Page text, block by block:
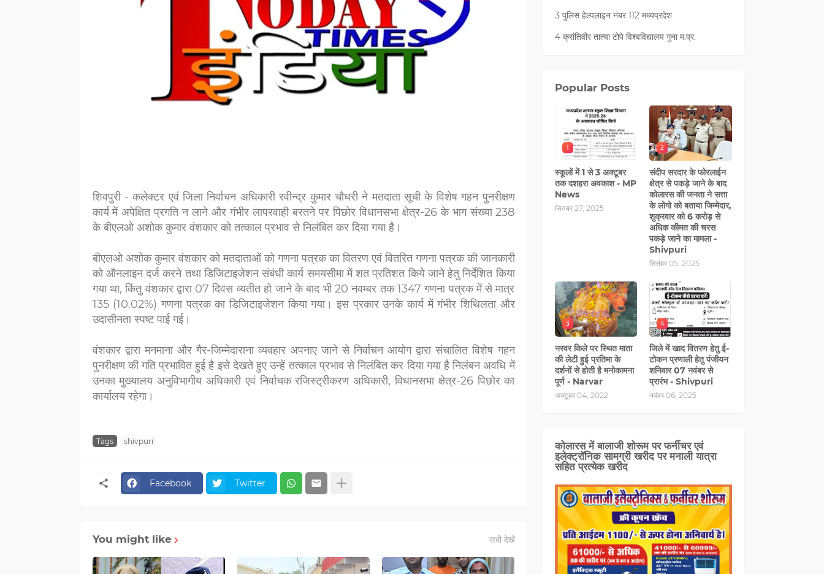
शिवपुरी - कलेक्‍टर एवं जिला निर्वाचन अधिकारी रवीन्‍द्र कुमार चौधरी ने मतदाता सूची के विशेष गहन पुनरीक्षण
कार्य में अपेक्षित प्रगति न लाने और गंभीर लापरवाही बरतने पर पिछोर विधानसभा क्षेत्र-26 के भाग संख्या 238
के बीएलओ अशोक कुमार वंशकार को तत्काल प्रभाव से निलंबित कर दिया गया है।
बीएलओ अशोक कुमार वंशकार को मतदाताओं को गणना पत्रक का वितरण एवं वितरित गणना पत्रक की जानकारी
को ऑनलाइन दर्ज करने तथा डिजिटाइजेशन संबंधी कार्य समयसीमा में शत प्रतिशत किये जाने हेतु निर्देशित किया
गया था, किंतु वंशकार द्वारा 07 दिवस व्यतीत हो जाने के बाद भी 20 नवम्‍बर तक 1347 गणना पत्रक में से मात्र
135 (10.02%) गणना पत्रक का डिजिटाइजेशन किया गया। इस प्रकार उनके कार्य में गंभीर शिथिलता और
उदासीनता स्पष्ट पाई गई।
वंशकार द्वारा मनमाना और गैर-जिम्मेदाराना व्यवहार अपनाए जाने से निर्वाचन आयोग द्वारा संचालित विशेष गहन
पुनरीक्षण की गति प्रभावित हुई है इसे देखते हुए उन्हें तत्काल प्रभाव से निलंबित कर दिया गया है निलंबन अवधि में
उनका मुख्यालय अनुविभागीय अधिकारी एवं निर्वाचक रजिस्ट्रीकरण अधिकारी, विधानसभा क्षेत्र-26 पिछोर का
कार्यालय रहेगा।
Tags shivpuri
Facebook Twitter
You might like सभी देखें
3 पुलिस हेल्पलाइन नंबर 112 मध्‍यप्रदेश
4 क्रांतिवीर तात्या टोपे विश्वविद्यालय गुना म.प्र.
Popular Posts
1
स्कूलों में 1 से 3 अक्टूबर
तक दशहरा अवकाश - MP
News
सितंबर 27, 2025
2
संदीप सरदार के फोरलाईन
क्षेत्र से पकड़े जाने के बाद
कोलारस की जनता ने सत्ता
के लोगो को बताया जिम्मेदार,
शुक्रवार को 6 करोड़ से
अधिक कीमत की चरस
पकड़े जाने का मामला -
Shivpuri
सितंबर 05, 2025
3
नरवर किले पर स्थित माता
की लेटी हुई प्रतिमा के
दर्शनों से होती है मनोकामना
पूर्ण - Narvar
अक्टूबर 04, 2022
4
जिले में खाद वितरण हेतु ई-
टोकन प्रणाली हेतु पंजीयन
शनिवार 07 नवंबर से
प्रारंभ - Shivpuri
नवंबर 06, 2025
कोलारस में बालाजी शोरूम पर फर्नीचर एवं
इलेक्ट्रॉनिक सामग्री खरीद पर मनाली यात्रा
सहित प्रत्‍येक खरीद